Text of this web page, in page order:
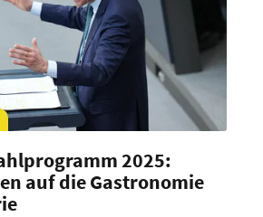
2025:
auf die Gastronomie